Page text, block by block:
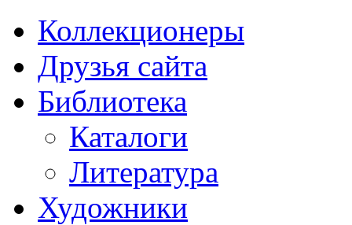
Коллекционеры
Друзья сайта
Библиотека
Каталоги
Литература
Художники